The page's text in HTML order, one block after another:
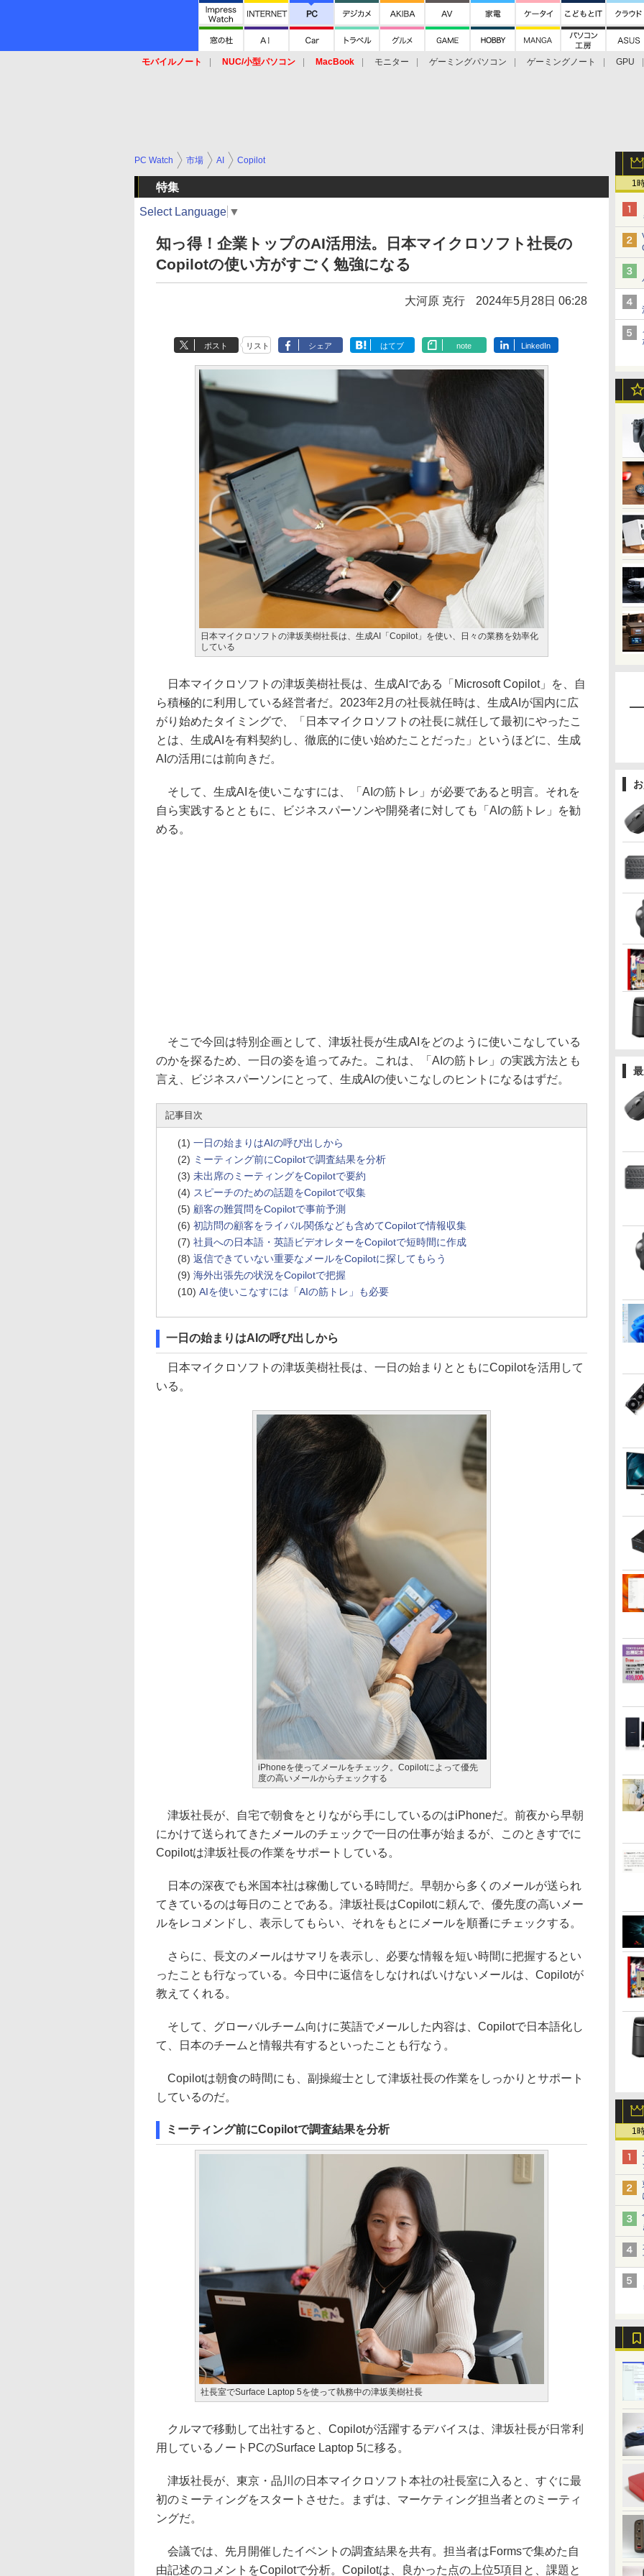
モバイルノート NUC/小型パソコン MacBook モニター ゲーミングパソコン ゲーミングノート
GPU
1
1
PC Watch 市場 AI Copilot
特集
Select Language ▼
知っ得！企業トップのAI活用法。日本マイクロソフト社長の
Copilotの使い方がすごく勉強になる
大河原 克行 2024年5月28日 06:28
ポスト リスト シェア はてブ note LinkedIn
日本マイクロソフトの津坂美樹社長は、生成AI「Copilot」を使い、日々の業務を効率化
している
日本マイクロソフトの津坂美樹社長は、生成AIである「Microsoft Copilot」を、自
ら積極的に利用している経営者だ。2023年2月の社長就任時は、生成AIが国内に広
がり始めたタイミングで、「日本マイクロソフトの社長に就任して最初にやったこ
とは、生成AIを有料契約し、徹底的に使い始めたことだった」というほどに、生成
AIの活用には前向きだ。
そして、生成AIを使いこなすには、「AIの筋トレ」が必要であると明言。それを
自ら実践するとともに、ビジネスパーソンや開発者に対しても「AIの筋トレ」を勧
める。
そこで今回は特別企画として、津坂社長が生成AIをどのように使いこなしている
のかを探るため、一日の姿を追ってみた。これは、「AIの筋トレ」の実践方法とも
言え、ビジネスパーソンにとって、生成AIの使いこなしのヒントになるはずだ。
記事目次
(1) 一日の始まりはAIの呼び出しから
(2) ミーティング前にCopilotで調査結果を分析
(3) 未出席のミーティングをCopilotで要約
(4) スピーチのための話題をCopilotで収集
(5) 顧客の難質問をCopilotで事前予測
(6) 初訪問の顧客をライバル関係なども含めてCopilotで情報収集
(7) 社員への日本語・英語ビデオレターをCopilotで短時間に作成
(8) 返信できていない重要なメールをCopilotに探してもらう
(9) 海外出張先の状況をCopilotで把握
(10) AIを使いこなすには「AIの筋トレ」も必要
一日の始まりはAIの呼び出しから
日本マイクロソフトの津坂美樹社長は、一日の始まりとともにCopilotを活用して
いる。
iPhoneを使ってメールをチェック。Copilotによって優先
度の高いメールからチェックする
津坂社長が、自宅で朝食をとりながら手にしているのはiPhoneだ。前夜から早朝
にかけて送られてきたメールのチェックで一日の仕事が始まるが、このときすでに
Copilotは津坂社長の作業をサポートしている。
日本の深夜でも米国本社は稼働している時間だ。早朝から多くのメールが送られ
てきているのは毎日のことである。津坂社長はCopilotに頼んで、優先度の高いメー
ルをレコメンドし、表示してもらい、それをもとにメールを順番にチェックする。
さらに、長文のメールはサマリを表示し、必要な情報を短い時間に把握するとい
ったことも行なっている。今日中に返信をしなければいけないメールは、Copilotが
教えてくれる。
そして、グローバルチーム向けに英語でメールした内容は、Copilotで日本語化し
て、日本のチームと情報共有するといったことも行なう。
Copilotは朝食の時間にも、副操縦士として津坂社長の作業をしっかりとサポート
しているのだ。
ミーティング前にCopilotで調査結果を分析
社長室でSurface Laptop 5を使って執務中の津坂美樹社長
クルマで移動して出社すると、Copilotが活躍するデバイスは、津坂社長が日常利
用しているノートPCのSurface Laptop 5に移る。
津坂社長が、東京・品川の日本マイクロソフト本社の社長室に入ると、すぐに最
初のミーティングをスタートさせた。まずは、マーケティング担当者とのミーティ
ングだ。
会議では、先月開催したイベントの調査結果を共有。担当者はFormsで集めた自
由記述のコメントをCopilotで分析。Copilotは、良かった点の上位5項目と、課題と